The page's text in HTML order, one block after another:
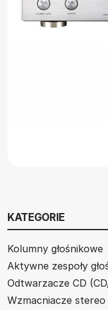
KATEGORIE
Kolumny głośnikowe
Aktywne zespoły
Odtwarzacze CD
Wzmacniacze stereo